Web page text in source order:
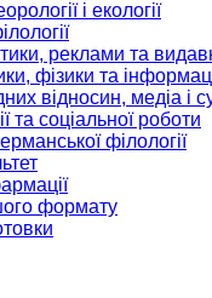
і екології
реклами та
фізики та
відносин, медіа і
та соціальної роботи
філології
формату